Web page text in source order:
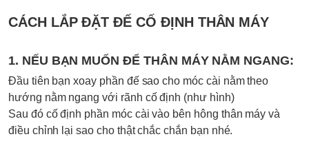
CÁCH LẮP ĐẶT ĐẾ CỐ ĐỊNH THÂN MÁY
1. NẾU BẠN MUỐN ĐỂ THÂN MÁY NẰM NGANG:
Đầu tiên bạn xoay phần đế sao cho móc cài nằm theo
hướng nằm ngang với rãnh cố định (như hình)
Sau đó cố định phần móc cài vào bên hông thân máy và
điều chỉnh lại sao cho thật chắc chắn bạn nhé.